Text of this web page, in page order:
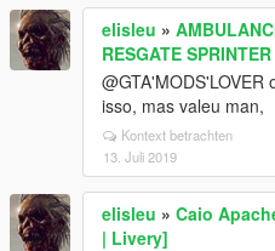
elisleu »
RESGATE SPRINTER
isso, mas valeu man,
Kontext betrachten
13. Juli 2019
elisleu » Caio
| Livery]